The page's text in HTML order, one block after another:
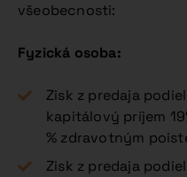
všeobecnosti:
Fyzická osoba:
Zisk z predaja
kapitálový príjem
% zdravotným
Zisk z predaja